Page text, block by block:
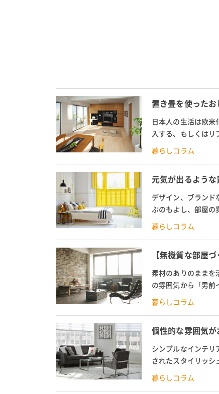
置き畳を使った
日本人の生活は欧
入する、もしくは
和室が欲しい、部屋
暮らしコラム
元気が出るよう
デザイン、ブラン
ぶのもよし、部屋の
な役割を担っていま
暮らしコラム
【無機質な部屋
素材のありのまま
の雰囲気から「男前
自分でアレンジする
暮らしコラム
個性的な雰囲気
シンプルなインテ
されたスタイリッ
し、いざ自分の部屋
暮らしコラム